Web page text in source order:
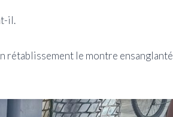
il.
rétablissement le montre ensanglanté